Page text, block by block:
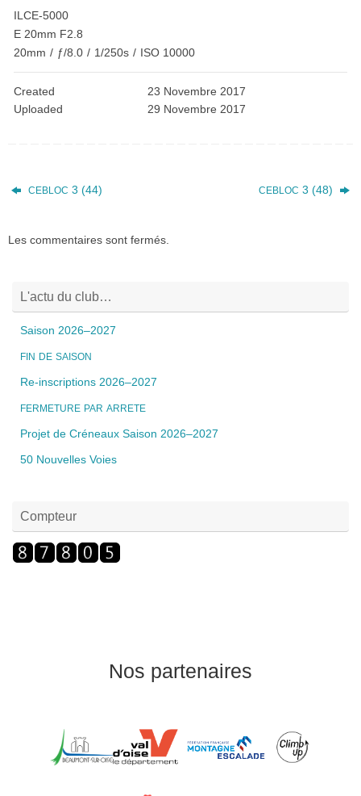
ILCE-5000
E 20mm F2.8
20mm / ƒ/8.0 / 1/250s / ISO 10000
Created
23 Novembre 2017
Uploaded
29 Novembre 2017
CEBLOC 3 (44) CEBLOC 3 (48)
Les commentaires sont fermés.
L'actu du club…
Saison 2026–2027
FIN DE SAISON
Re-inscriptions 2026–2027
FERMETURE PAR ARRETE
Projet de Créneaux Saison 2026–2027
50 Nouvelles Voies
Compteur
Nos partenaires